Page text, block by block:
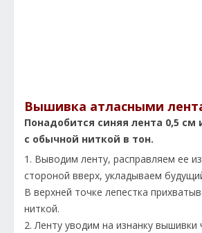
Вышивка атласными
Понадобится синяя лента 0,5 см
с обычной ниткой в тон.
1. Выводим ленту, расправляем ее
стороной вверх, укладываем
В верхней точке лепестка
ниткой.
2. Ленту уводим на изнанку вышивки